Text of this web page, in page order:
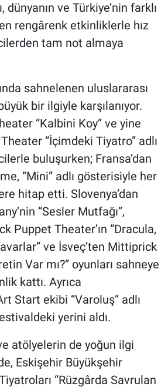
ve Türkiye’nin farklı
rengârenk etkinliklerle hız
tam not almaya
sahnelenen uluslararası
bir ilgiyle karşılanıyor.
“Kalbini Koy” ve yine
“İçimdeki Tiyatro” adlı
buluşurken; Fransa’dan
“Mini” adlı gösterisiyle her
hitap etti. Slovenya’dan
“Sesler Mutfağı”,
Puppet Theater’ın “Dracula,
ve İsveç’ten Mittiprick
Var mı?” oyunları sahneye
kattı. Ayrıca
Start ekibi “Varoluş” adlı
yerini aldı.
atölyelerin de yoğun ilgi
Eskişehir Büyükşehir
“Rüzgârda Savrulan